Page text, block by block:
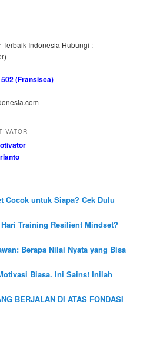
Indonesia Hubungi :
(Fransisca)
Cocok untuk Siapa? Cek Dulu
Training Resilient Mindset?
Berapa Nilai Nyata yang Bisa
Biasa. Ini Sains! Inilah
BERJALAN DI ATAS FONDASI